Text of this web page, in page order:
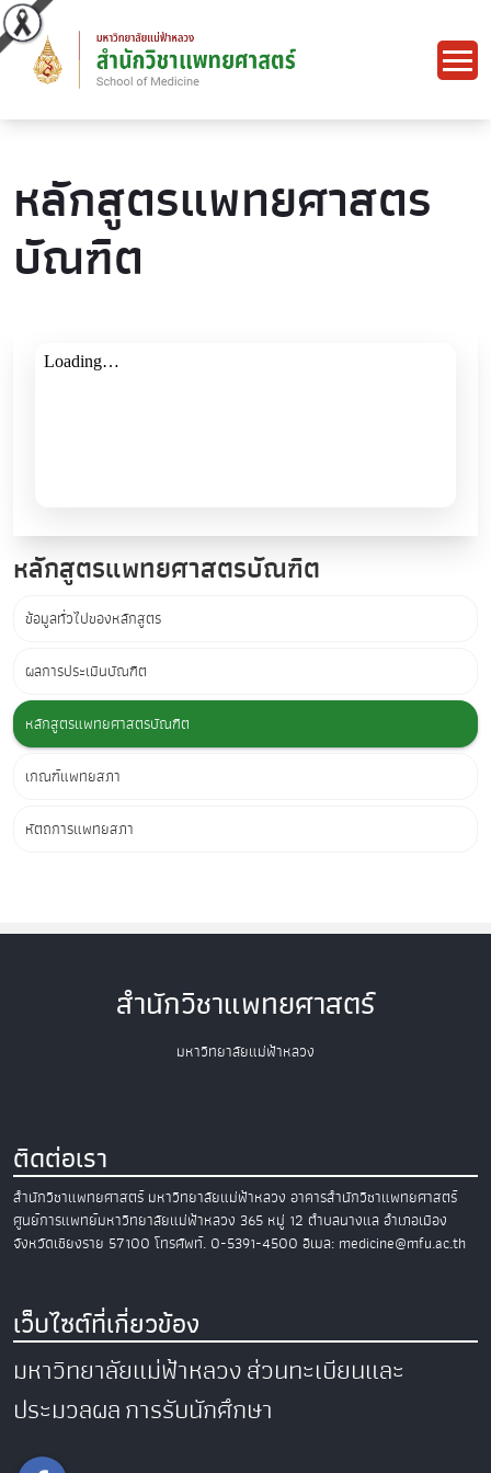
หลักสูตรแพทยศาสตร
บัณฑิต
หลักสูตรแพทยศาสตรบัณฑิต
ข้อมูลทั่วไปของหลักสูตร
ผลการประเมินบัณฑิต
หลักสูตรแพทยศาสตรบัณฑิต
เกณฑ์แพทยสภา
หัตถการแพทยสภา
สำนักวิชาแพทยศาสตร์
มหาวิทยาลัยแม่ฟ้าหลวง
ติดต่อเรา
สำนักวิชาแพทยศาสตร์ มหาวิทยาลัยแม่ฟ้าหลวง อาคารสำนักวิชาแพทยศาสตร์
ศูนย์การแพทย์มหาวิทยาลัยแม่ฟ้าหลวง 365 หมู่ 12 ตำบลนางแล อำเภอเมือง
จังหวัดเชียงราย 57100 โทรศัพท์. 0-5391-4500 อีเมล: medicine@mfu.ac.th
เว็บไซต์ที่เกี่ยวข้อง
มหาวิทยาลัยแม่ฟ้าหลวงส่วนทะเบียนและ
ประมวลผลการรับนักศึกษา